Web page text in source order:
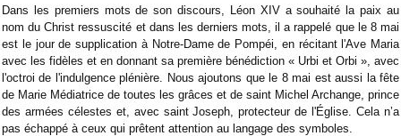
Dans les premiers mots de son discours, Léon XIV a souhaité la paix au
nom du Christ ressuscité et dans les derniers mots, il a rappelé que le 8 mai
est le jour de supplication à Notre-Dame de Pompéi, en récitant l'Ave Maria
avec les fidèles et en donnant sa première bénédiction « Urbi et Orbi », avec
l'octroi de l'indulgence plénière. Nous ajoutons que le 8 mai est aussi la fête
de Marie Médiatrice de toutes les grâces et de saint Michel Archange, prince
des armées célestes et, avec saint Joseph, protecteur de l'Église. Cela n’a
pas échappé à ceux qui prêtent attention au langage des symboles.